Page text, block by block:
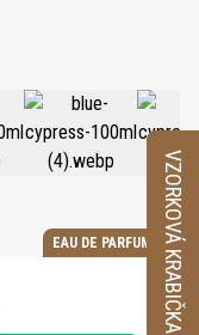
EAU DE PARFUM VZORKOVÁ KRABIČKA